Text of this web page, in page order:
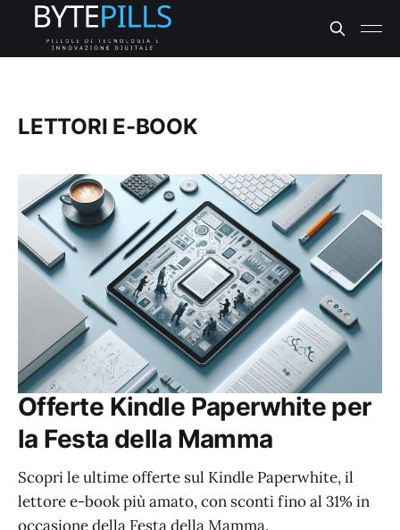
LETTORI E-BOOK
Offerte Kindle Paperwhite per
la Festa della Mamma
Scopri le ultime offerte sul Kindle Paperwhite, il
lettore e-book più amato, con sconti fino al 31% in
occasione della Festa della Mamma.